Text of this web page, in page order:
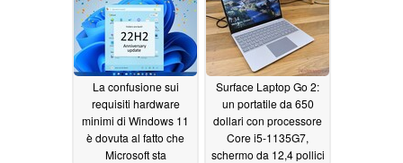
La confusione sui
requisiti hardware
minimi di Windows 11
è dovuta al fatto che
Microsoft sta
Surface Laptop Go 2:
un portatile da 650
dollari con processore
Core i5-1135G7,
schermo da 12,4 pollici